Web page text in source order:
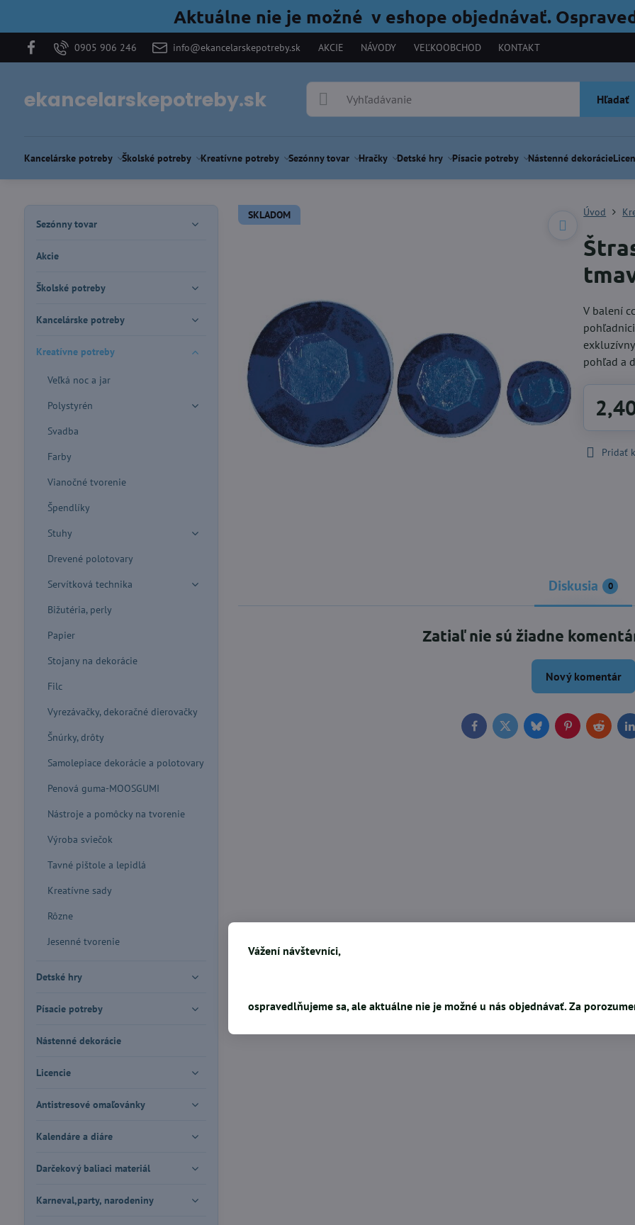
Aktuálne nie je možné v eshope objednávať.
0905 906 246 info@ekancelarskepotreby.sk AKCIE NÁVODY VEĽKOOBCHOD KONTAKT
ekancelarskepotreby.sk Hľadať
Kancelárske potreby Školské potreby Kreatívne potreby Sezónny tovar Hračky Detské hry Písacie potreby Nástenné dekorácie
SKLADOM Úvod
V balení
pohľad a
Pridať
Diskusia 0
Zatiaľ nie sú žiadne
Nový komentár
FacebookTwitterBlueskyPinterestReddit
Sezónny tovar
Akcie
Školské potreby
Kancelárske potreby
Kreatívne potreby
Veľká noc a jar
Polystyrén
Svadba
Farby
Vianočné tvorenie
Špendlíky
Stuhy
Drevené polotovary
Servítková technika
Bižutéria, perly
Papier
Stojany na dekorácie
Filc
Vyrezávačky, dekoračné dierovačky
Šnúrky, drôty
Samolepiace dekorácie a polotovary
Penová guma-MOOSGUMI
Nástroje a pomôcky na tvorenie
Výroba sviečok
Tavné pištole a lepidlá
Kreatívne sady
Rôzne
Jesenné tvorenie
Detské hry
Písacie potreby
Nástenné dekorácie
Licencie
Antistresové omaľovánky
Kalendáre a diáre
Darčekový baliaci materiál
Karneval,party, narodeniny
Vážení návštevníci,
ospravedlňujeme sa, ale aktuálne nie je možné u nás objednávať. Za